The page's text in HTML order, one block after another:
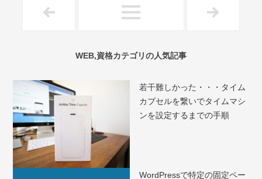
WEB,資格カテゴリの人気記事
若干難しかった・・・タイム
カプセルを繋いでタイムマシ
ンを設定するまでの手順
WordPressで特定の固定ペー